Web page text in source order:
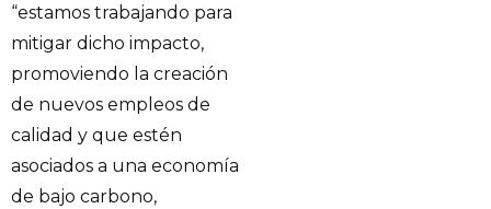
“estamos trabajando para
mitigar dicho impacto,
promoviendo la creación
de nuevos empleos de
calidad y que estén
asociados a una economía
de bajo carbono,